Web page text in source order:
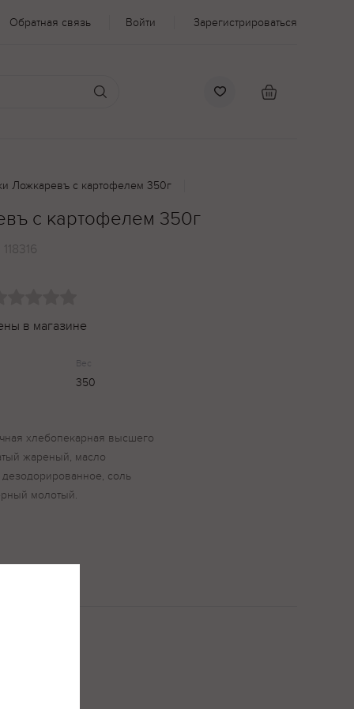
Обратная связь Войти Зарегистрироваться
Ложкаревъ с картофелем 350г
с картофелем 350г
118316
в магазине
Вес
350
хлебопекарная высшего
жареный, масло
соль
молотый.